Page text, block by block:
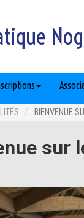
BIENVENUE
sur